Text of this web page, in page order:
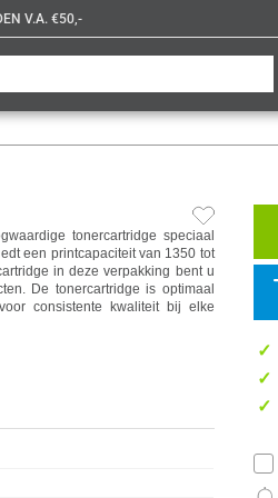
V.A. €50,-
tonercartridge speciaal
een printcapaciteit van 1350 tot
in deze verpakking bent u
De tonercartridge is optimaal
consistente kwaliteit bij elke
✓
✓
✓